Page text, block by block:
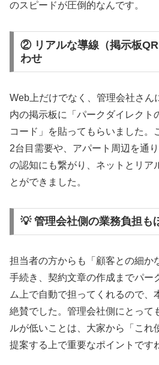
のスピードが圧倒的なんです。
② リアルな導線（掲示板
わせ
Web上だけでなく、管理会社さん
内の掲示板に「パークダイレクト
コード」を貼ってもらいました。
2台目需要や、アパート周辺を通
の認知にも繋がり、ネットとリア
とができました。
💡 管理会社側の業務負担も
担当者の方からも「顧客との細か
手続き、契約文章の作成までパー
ム上で自動で担ってくれるので、
絶賛でした。管理会社側にとって
ルが低いことは、大家から「これ
提案する上で重要なポイントです